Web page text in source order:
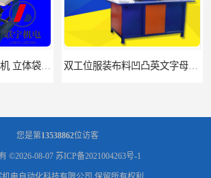
您是第13538862位访客
©2026-08-07 苏ICP备2021004263号-1